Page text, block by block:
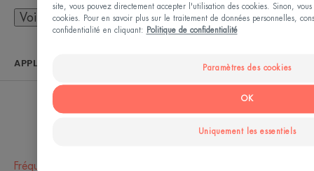
LE MOT DE L’EXPERT
Voir plus
APPLICATION
Application
Fréquence d’usage
site, vous pouvez directement accepter l'utilisation des cookies. Sinon,
cookies. Pour en savoir plus sur le traitement de données personnelles,
confidentialité en cliquant:
Politique de confidentialité
Paramètres des cookies
Uniquement les essentiels
OK